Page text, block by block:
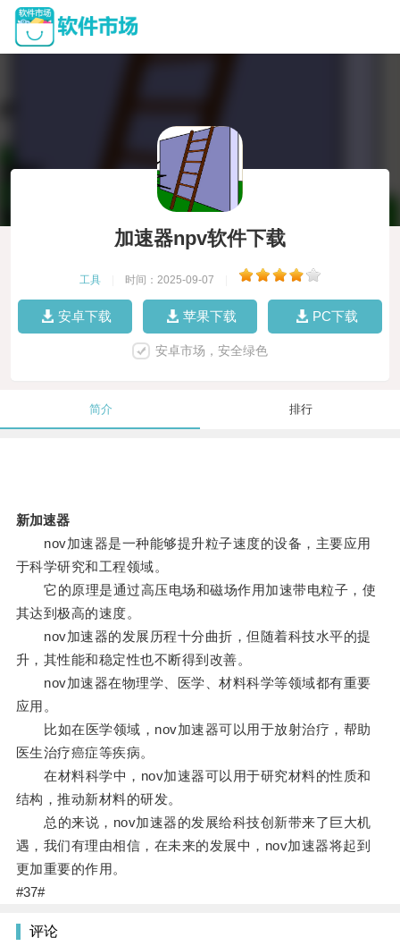
加速器npv软件下载
工具 时间：2025-09-07
安卓下载 苹果下载 PC下载
安卓市场，安全绿色
简介 排行
新加速器
nov加速器是一种能够提升粒子速度的设备，主要应用
于科学研究和工程领域。
它的原理是通过高压电场和磁场作用加速带电粒子，使
其达到极高的速度。
nov加速器的发展历程十分曲折，但随着科技水平的提
升，其性能和稳定性也不断得到改善。
nov加速器在物理学、医学、材料科学等领域都有重要
应用。
比如在医学领域，nov加速器可以用于放射治疗，帮助
医生治疗癌症等疾病。
在材料科学中，nov加速器可以用于研究材料的性质和
结构，推动新材料的研发。
总的来说，nov加速器的发展给科技创新带来了巨大机
遇，我们有理由相信，在未来的发展中，nov加速器将起到
更加重要的作用。
#37#
评论